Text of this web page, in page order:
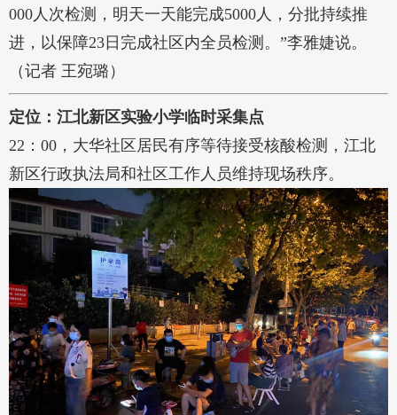
000人次检测，明天一天能完成5000人，分批持续推
进，以保障23日完成社区内全员检测。”李雅婕说。
（记者 王宛璐）
定位：江北新区实验小学临时采集点
22：00，大华社区居民有序等待接受核酸检测，江北
新区行政执法局和社区工作人员维持现场秩序。